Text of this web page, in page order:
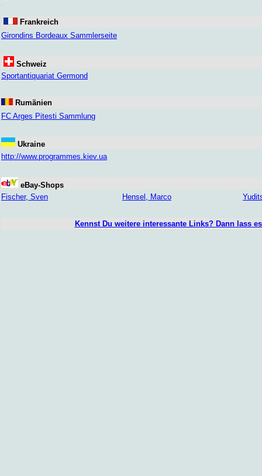
Frankreich
Girondins Bordeaux Sammlerseite
Schweiz
Sportantiquariat Germond
Rumänien
FC Arges Pitesti Sammlung
Ukraine
http://www.programmes.kiev.ua
eBay-Shops
Fischer, Sven
Hensel, Marco
Kennst Du weitere interessante Links? Dann lass